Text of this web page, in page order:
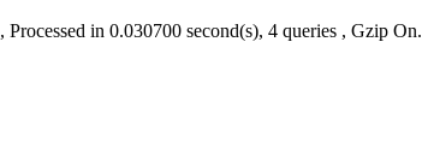
, Processed in 0.030700 second(s), 4 queries , Gzip On.